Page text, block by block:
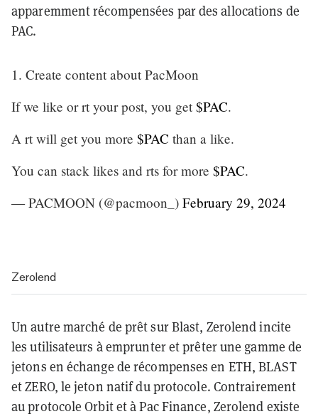
apparemment récompensées par des allocations de
PAC.
1. Create content about PacMoon
If we like or rt your post, you get $PAC.
A rt will get you more $PAC than a like.
You can stack likes and rts for more $PAC.
— PACMOON (@pacmoon_) February 29, 2024
Zerolend
Un autre marché de prêt sur Blast, Zerolend incite
les utilisateurs à emprunter et prêter une gamme de
jetons en échange de récompenses en ETH, BLAST
et ZERO, le jeton natif du protocole. Contrairement
au protocole Orbit et à Pac Finance, Zerolend existe